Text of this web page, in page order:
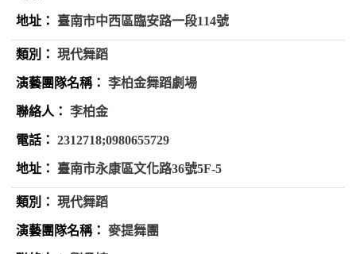
臺南市中西區臨安路一段114號
現代舞蹈
李柏金舞蹈劇場
李柏金
2312718;0980655729
臺南市永康區文化路36號5F-5
現代舞蹈
麥提舞團